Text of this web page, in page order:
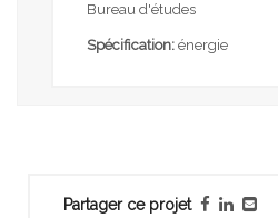
Partager ce projet
Bureau d'études
Spécification: énergie